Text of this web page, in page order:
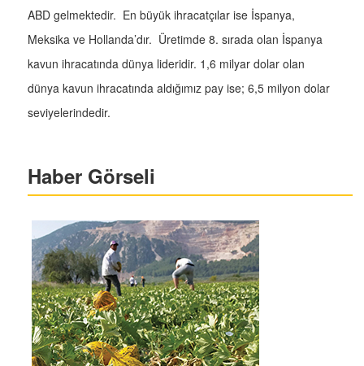
ABD gelmektedir. En büyük ihracatçılar ise İspanya,
Meksika ve Hollanda’dır. Üretimde 8. sırada olan İspanya
kavun ihracatında dünya lideridir. 1,6 milyar dolar olan
dünya kavun ihracatında aldığımız pay ise; 6,5 milyon dolar
seviyelerindedir.
Haber Görseli